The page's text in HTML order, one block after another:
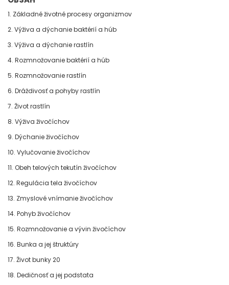
1. Základné životné procesy organizmov
2. Výživa a dýchanie baktérií a húb
3. Výživa a dýchanie rastlín
4. Rozmnožovanie baktérií a húb
5. Rozmnožovanie rastlín
6. Dráždivosť a pohyby rastlín
7. Život rastlín
8. Výživa živočíchov
9. Dýchanie živočíchov
10. Vylučovanie živočíchov
11. Obeh telových tekutín živočíchov
12. Regulácia tela živočíchov
13. Zmyslové vnímanie živočíchov
14. Pohyb živočíchov
15. Rozmnožovanie a vývin živočíchov
16. Bunka a jej štruktúry
17. Život bunky 20
18. Dedičnosť a jej podstata